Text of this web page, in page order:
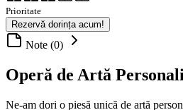
Prioritate
Rezervă dorința acum!
Note (0)
Operă de Artă
Ne-am dori o piesă unică de artă